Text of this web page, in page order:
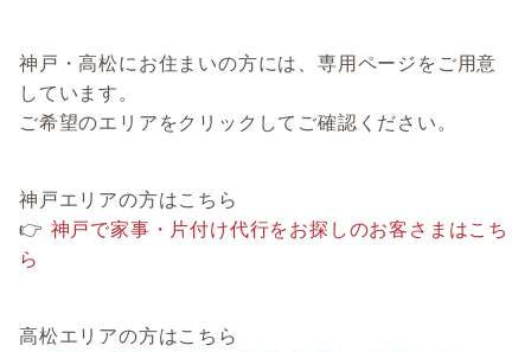
神戸・高松にお住まいの方には、専用ページをご用意
しています。
ご希望のエリアをクリックしてご確認ください。
神戸エリアの方はこちら
👉 神戸で家事・片付け代行をお探しのお客さまはこち
ら
高松エリアの方はこちら